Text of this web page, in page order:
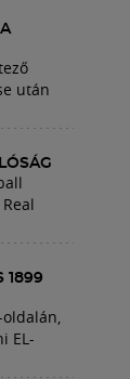
után
1899
oldalán,
EL-